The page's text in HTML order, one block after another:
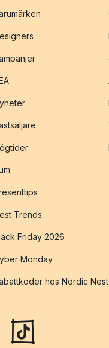
Trends
Friday 2026
Monday
hos Nordic Nest